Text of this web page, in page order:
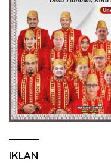
IKLAN